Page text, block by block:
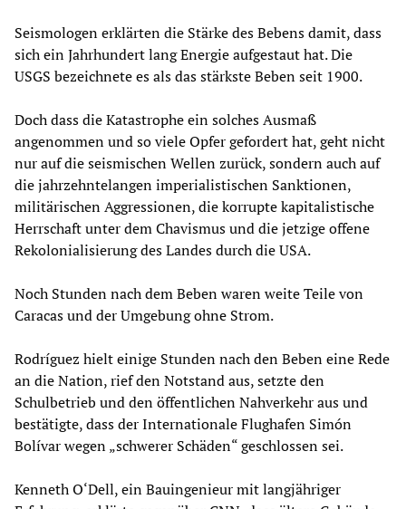
Seismologen erklärten die Stärke des Bebens damit, dass
sich ein Jahrhundert lang Energie aufgestaut hat. Die
USGS bezeichnete es als das stärkste Beben seit 1900.
Doch dass die Katastrophe ein solches Ausmaß
angenommen und so viele Opfer gefordert hat, geht nicht
nur auf die seismischen Wellen zurück, sondern auch auf
die jahrzehntelangen imperialistischen Sanktionen,
militärischen Aggressionen, die korrupte kapitalistische
Herrschaft unter dem Chavismus und die jetzige offene
Rekolonialisierung des Landes durch die USA.
Noch Stunden nach dem Beben waren weite Teile von
Caracas und der Umgebung ohne Strom.
Rodríguez hielt einige Stunden nach den Beben eine Rede
an die Nation, rief den Notstand aus, setzte den
Schulbetrieb und den öffentlichen Nahverkehr aus und
bestätigte, dass der Internationale Flughafen Simón
Bolívar wegen „schwerer Schäden“ geschlossen sei.
Kenneth O‘Dell, ein Bauingenieur mit langjähriger